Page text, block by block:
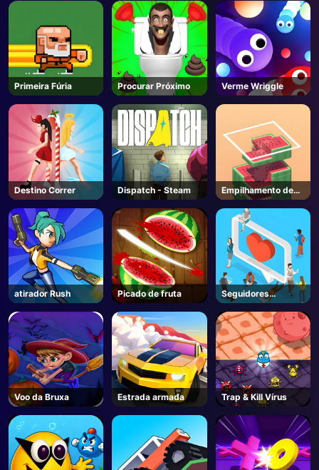
Primeira Fúria Procurar Próximo Verme Wriggle
Destino Correr Dispatch - Steam
Empilhamento de
blocos
atirador Rush Picado de fruta
Seguidores
Extremos
Voo da Bruxa Estrada armada Trap & Kill Vírus